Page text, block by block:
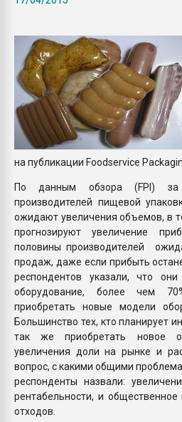
на публикации Foodservice
По данным обзора (FPI) за
производителей пищевой
ожидают увеличения объемов, в
прогнозируют увеличение
половины производителей
продаж, даже если прибыть
респондентов указали, что
оборудование, более чем
приобретать новые модели
Большинство тех, кто планирует
так же приобретать новое
увеличения доли на рынке и
вопрос, с какими общими
респонденты назвали:
рентабельности, и общественное
отходов.